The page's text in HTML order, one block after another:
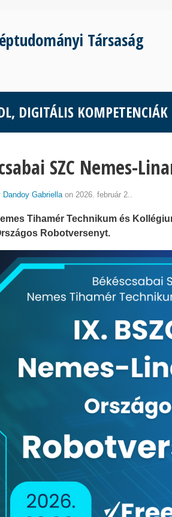
Társaság
DIGITÁLIS KOMPETENCIÁK
SZC Nemes-
Dandoy Gabriellaon 2026. február 2..
Tihamér Technikum és
Robotversenyt.